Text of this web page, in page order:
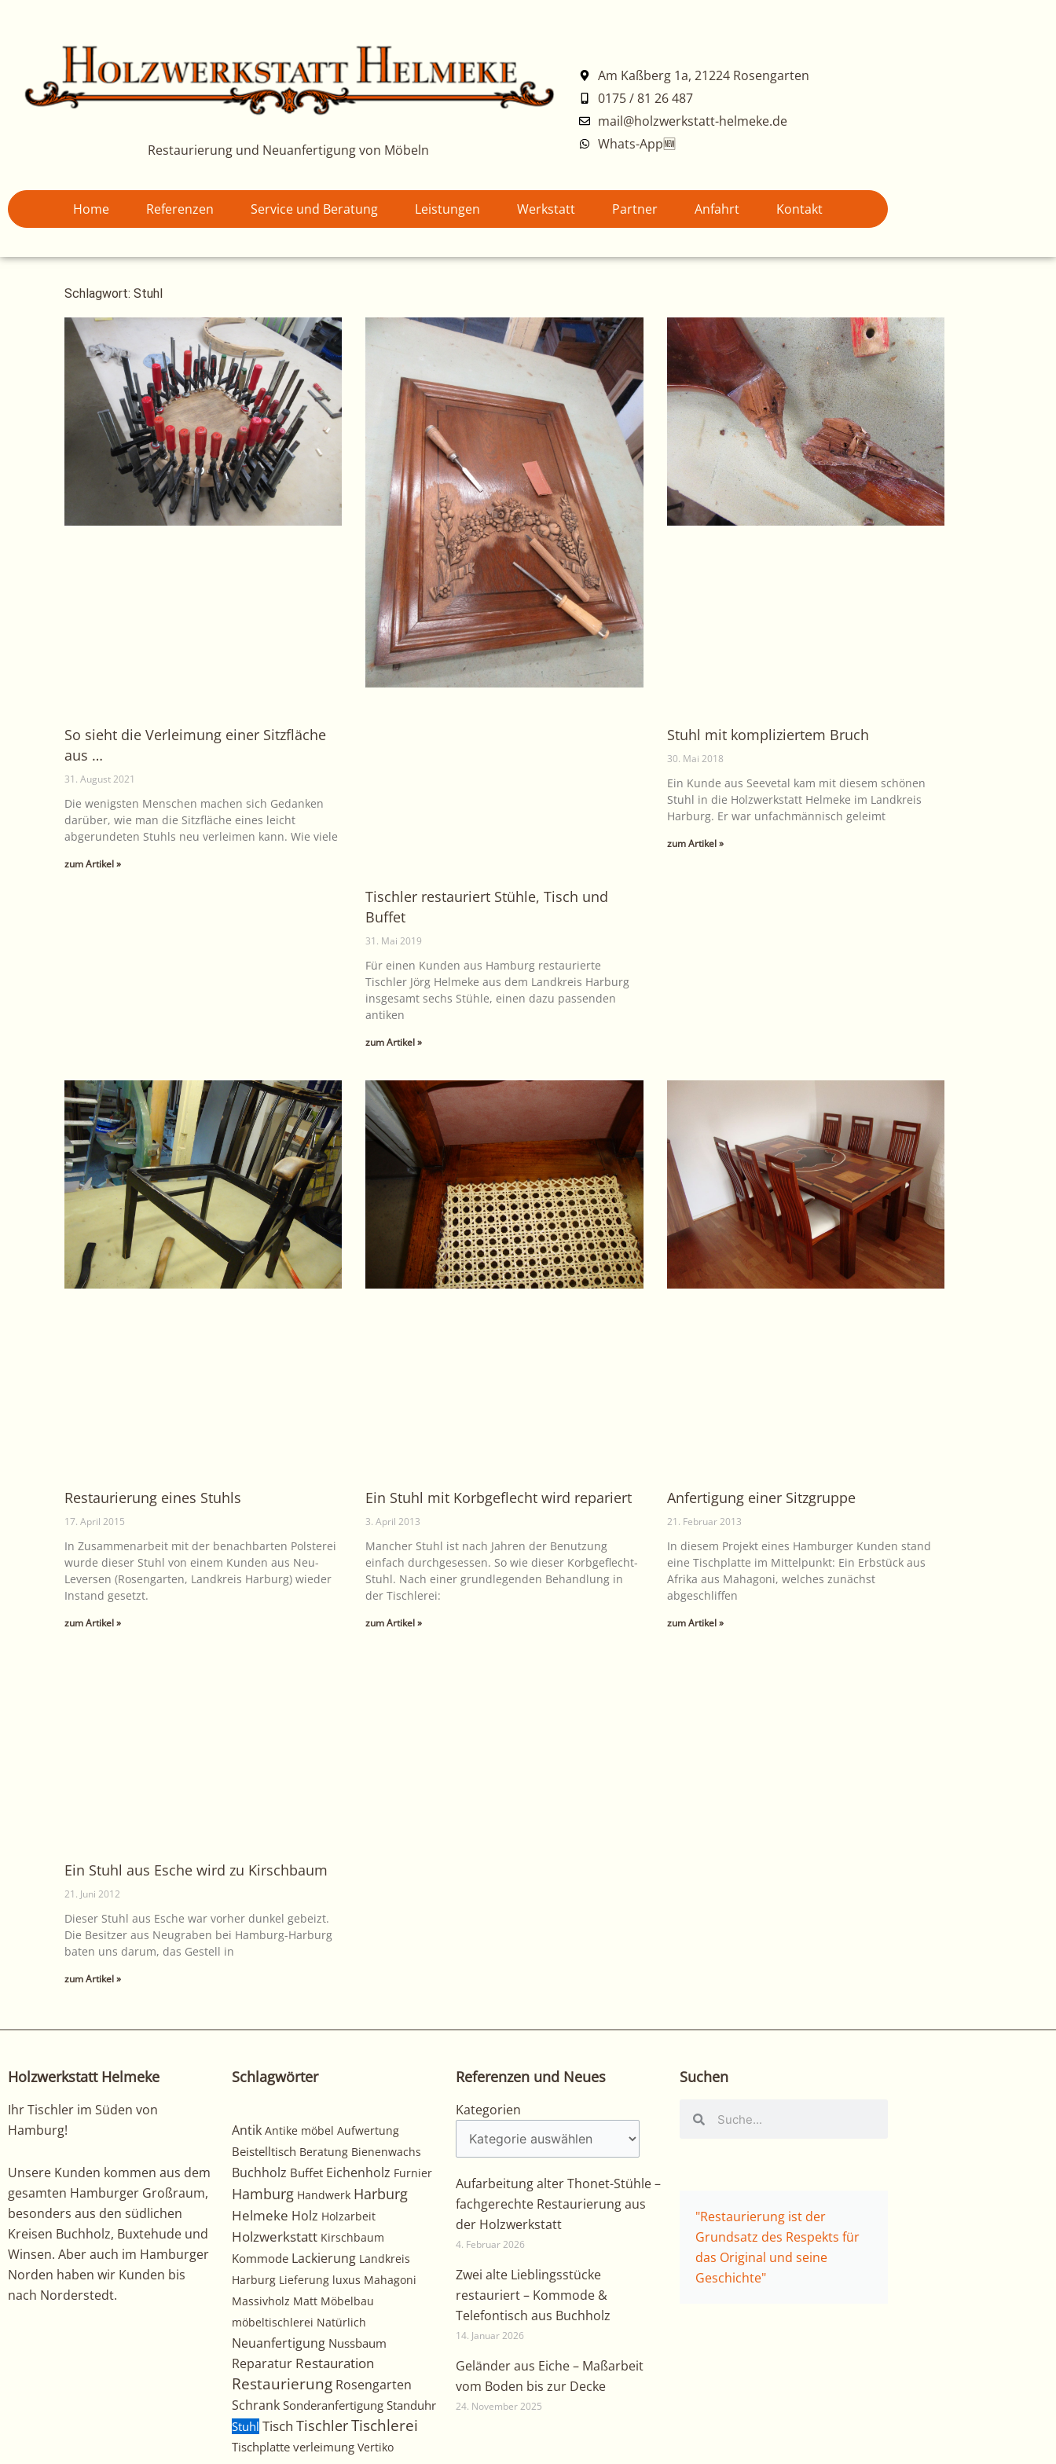
Restaurierung und Neuanfertigung von Möbeln
Am Kaßberg 1a, 21224 Rosengarten
0175 / 81 26 487
mail@holzwerkstatt-helmeke.de
Whats-App🆕
Home Referenzen Service und Beratung Leistungen Werkstatt Partner Anfahrt Kontakt
Schlagwort: Stuhl
So sieht die Verleimung einer Sitzfläche
aus …
31. August 2021
Die wenigsten Menschen machen sich Gedanken
darüber, wie man die Sitzfläche eines leicht
abgerundeten Stuhls neu verleimen kann. Wie viele
zum Artikel »
Tischler restauriert Stühle, Tisch und
Buffet
31. Mai 2019
Für einen Kunden aus Hamburg restaurierte
Tischler Jörg Helmeke aus dem Landkreis Harburg
insgesamt sechs Stühle, einen dazu passenden
antiken
zum Artikel »
Stuhl mit kompliziertem Bruch
30. Mai 2018
Ein Kunde aus Seevetal kam mit diesem schönen
Stuhl in die Holzwerkstatt Helmeke im Landkreis
Harburg. Er war unfachmännisch geleimt
zum Artikel »
Restaurierung eines Stuhls
17. April 2015
In Zusammenarbeit mit der benachbarten Polsterei
wurde dieser Stuhl von einem Kunden aus Neu-
Leversen (Rosengarten, Landkreis Harburg) wieder
Instand gesetzt.
zum Artikel »
Ein Stuhl mit Korbgeflecht wird repariert
3. April 2013
Mancher Stuhl ist nach Jahren der Benutzung
einfach durchgesessen. So wie dieser Korbgeflecht-
Stuhl. Nach einer grundlegenden Behandlung in
der Tischlerei:
zum Artikel »
Anfertigung einer Sitzgruppe
21. Februar 2013
In diesem Projekt eines Hamburger Kunden stand
eine Tischplatte im Mittelpunkt: Ein Erbstück aus
Afrika aus Mahagoni, welches zunächst
abgeschliffen
zum Artikel »
Ein Stuhl aus Esche wird zu Kirschbaum
21. Juni 2012
Dieser Stuhl aus Esche war vorher dunkel gebeizt.
Die Besitzer aus Neugraben bei Hamburg-Harburg
baten uns darum, das Gestell in
zum Artikel »
Holzwerkstatt Helmeke
Ihr Tischler im Süden von
Hamburg!
Unsere Kunden kommen aus dem
gesamten Hamburger Großraum,
besonders aus den südlichen
Kreisen Buchholz, Buxtehude und
Winsen. Aber auch im Hamburger
Norden haben wir Kunden bis
nach Norderstedt.
Schlagwörter
Antik Antike möbel Aufwertung
Beistelltisch Beratung Bienenwachs
Buchholz Buffet Eichenholz Furnier
Hamburg Handwerk Harburg
Helmeke Holz Holzarbeit
Holzwerkstatt Kirschbaum
Kommode Lackierung Landkreis
Harburg Lieferung luxus Mahagoni
Massivholz Matt Möbelbau
möbeltischlerei Natürlich
Neuanfertigung Nussbaum
Reparatur Restauration
Restaurierung Rosengarten
Schrank Sonderanfertigung Standuhr
Stuhl Tisch TischlerTischlerei
Tischplatte verleimung Vertiko
Referenzen und Neues
Kategorien
Kategorien
Aufarbeitung alter Thonet-Stühle –
fachgerechte Restaurierung aus
der Holzwerkstatt
4. Februar 2026
Zwei alte Lieblingsstücke
restauriert – Kommode &
Telefontisch aus Buchholz
14. Januar 2026
Geländer aus Eiche – Maßarbeit
vom Boden bis zur Decke
24. November 2025
Suchen
"Restaurierung ist der
Grundsatz des Respekts für
das Original und seine
Geschichte"